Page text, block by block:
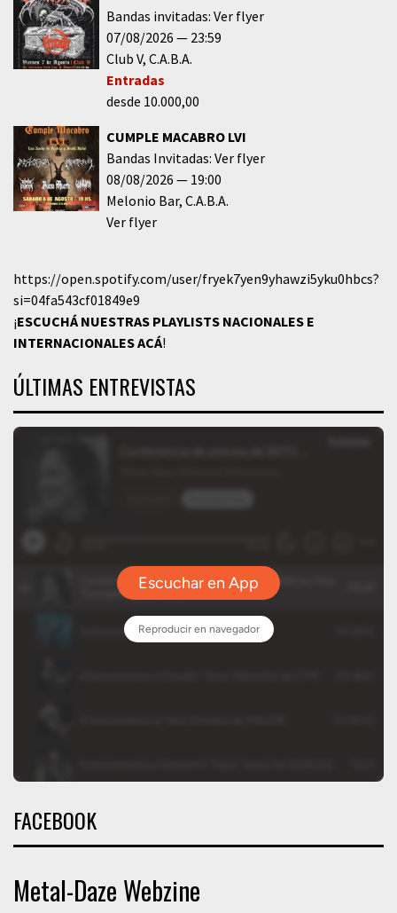
Bandas invitadas: Ver flyer
07/08/2026
23:59
Club V C.A.B.A.
Entradas
desde 10.000,00
CUMPLE MACABRO LVI
Bandas Invitadas: Ver flyer
08/08/2026
19:00
Melonio Bar C.A.B.A.
Ver flyer
https://open.spotify.com/user/fryek7yen9yhawzi5yku0hbcs?
si=04fa543cf01849e9
¡ESCUCHÁ NUESTRAS PLAYLISTS NACIONALES E
INTERNACIONALESACÁ!
ÚLTIMAS ENTREVISTAS
FACEBOOK
Metal-Daze Webzine